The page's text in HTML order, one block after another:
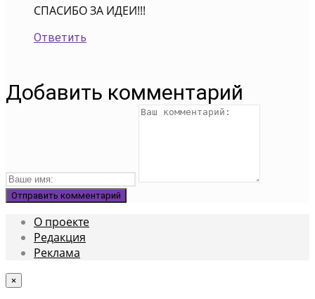
СПАСИБО ЗА ИДЕИ!!!
Ответить
Добавить комментарий
О проекте
Редакция
Реклама
×